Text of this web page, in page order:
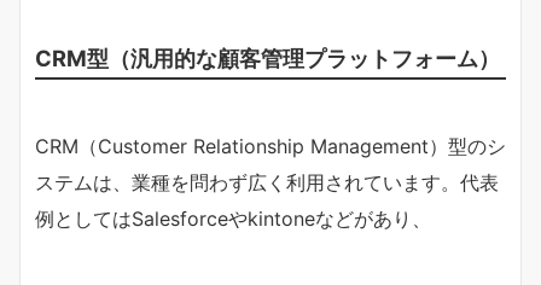
CRM型（汎用的な顧客管理プラットフォーム）
CRM（Customer Relationship Management）型のシ
ステムは、業種を問わず広く利用されています。代表
例としてはSalesforceやkintoneなどがあり、